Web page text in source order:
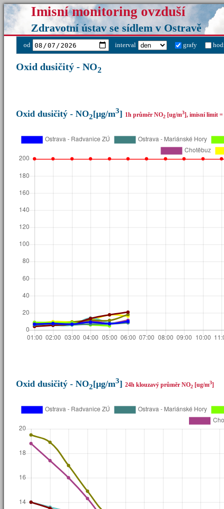
Imisní monitoring ovzduší
Zdravotní ústav se sídlem v Ostravě
od interval grafy
Oxid dusičitý - NO2
Oxid dusičitý - NO2[µg/m3] 1h průměr NO2 [ug/m3], imisní limit =
Oxid dusičitý - NO2[µg/m3] 24h klouzavý průměr NO2 [ug/m3]